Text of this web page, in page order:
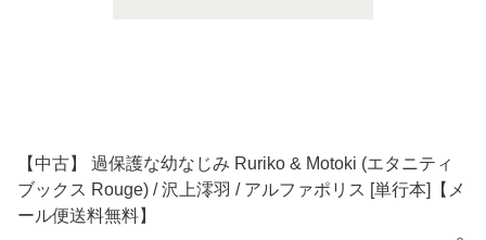
【中古】 過保護な幼なじみ Ruriko & Motoki (エタニティ
ブックス Rouge) / 沢上澪羽 / アルファポリス [単行本]【メ
ール便送料無料】